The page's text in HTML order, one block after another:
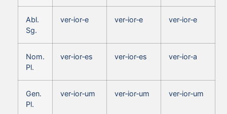
Abl.
Sg.
ver‑ior‑e ver‑ior‑e ver‑ior‑e
Nom.
Pl.
ver‑ior‑es ver‑ior‑es ver‑ior‑a
Gen.
Pl.
ver‑ior‑um ver‑ior‑um ver‑ior‑um